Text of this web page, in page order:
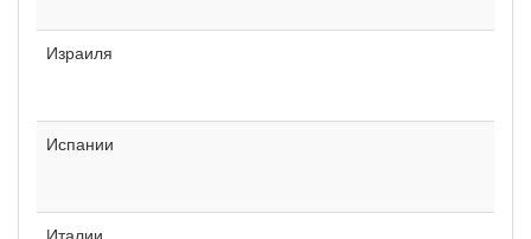
Израиля
Испании
Италии